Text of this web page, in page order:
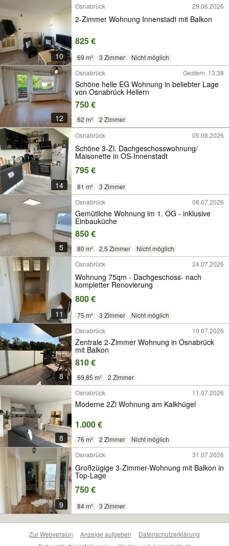
10
Osnabrück 29.06.2026
2-Zimmer Wohnung Innenstadt mit Balkon
825 €
69 m² 3 Zimmer Nicht möglich
12
Osnabrück Gestern, 13:38
Schöne helle EG Wohnung in beliebter Lage
von Osnabrück Hellern
750 €
62 m² 2 Zimmer
14
Osnabrück 05.08.2026
Schöne 3-Zi. Dachgeschosswohnung/
Maisonette in OS-Innenstadt
795 €
81 m² 3 Zimmer
5
Osnabrück 08.07.2026
Gemütliche Wohnung im 1. OG - inklusive
Einbauküche
850 €
80 m² 2,5 Zimmer Nicht möglich
11
Osnabrück 24.07.2026
Wohnung 75qm - Dachgeschoss- nach
kompletter Renovierung
800 €
75 m² 3 Zimmer Nicht möglich
8
Osnabrück 10.07.2026
Zentrale 2-Zimmer Wohnung in Osnabrück
mit Balkon
810 €
69,85 m² 2 Zimmer
8
Osnabrück 11.07.2026
Moderne 2Zi Wohnung am Kalkhügel
1.000 €
76 m² 2 Zimmer Nicht möglich
9
Osnabrück 31.07.2026
Großzügige 3-Zimmer-Wohnung mit Balkon in
Top-Lage
750 €
84 m² 3 Zimmer
Zur Webversion Anzeige aufgeben
Datenschutzerklärung